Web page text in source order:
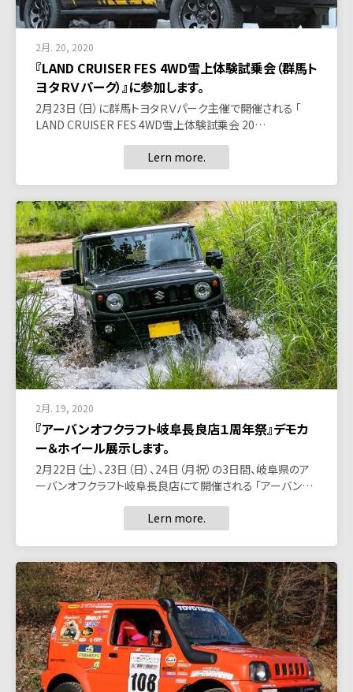
2月. 20, 2020
『LAND CRUISER FES 4WD雪上体験試乗会（群馬ト
ヨタＲＶパーク）』に参加します。
2月23日（日）に群馬トヨタＲＶパーク主催で開催される 「
LAND CRUISER FES 4WD雪上体験試乗会 20…
Lern more.
2月. 19, 2020
『アーバンオフクラフト岐阜長良店１周年祭』デモカ
ー＆ホイール展示します。
2月22日（土）、23日（日）、24日（月祝）の3日間、岐阜県のア
ーバンオフクラフト岐阜長良店にて開催される 「アーバン…
Lern more.